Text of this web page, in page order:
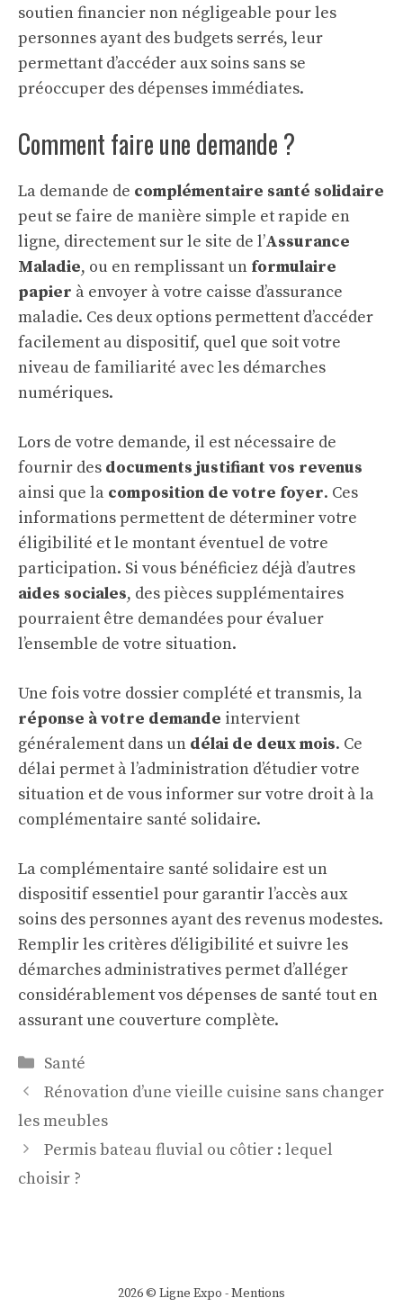
soutien financier non négligeable pour les
personnes ayant des budgets serrés, leur
permettant d’accéder aux soins sans se
préoccuper des dépenses immédiates.
Comment faire une demande ?
La demande de complémentaire santé solidaire
peut se faire de manière simple et rapide en
ligne, directement sur le site de l’Assurance
Maladie, ou en remplissant un formulaire
papier à envoyer à votre caisse d’assurance
maladie. Ces deux options permettent d’accéder
facilement au dispositif, quel que soit votre
niveau de familiarité avec les démarches
numériques.
Lors de votre demande, il est nécessaire de
fournir des documents justifiant vos revenus
ainsi que la composition de votre foyer. Ces
informations permettent de déterminer votre
éligibilité et le montant éventuel de votre
participation. Si vous bénéficiez déjà d’autres
aides sociales, des pièces supplémentaires
pourraient être demandées pour évaluer
l’ensemble de votre situation.
Une fois votre dossier complété et transmis, la
réponse à votre demande intervient
généralement dans un délai de deux mois. Ce
délai permet à l’administration d’étudier votre
situation et de vous informer sur votre droit à la
complémentaire santé solidaire.
La complémentaire santé solidaire est un
dispositif essentiel pour garantir l’accès aux
soins des personnes ayant des revenus modestes.
Remplir les critères d’éligibilité et suivre les
démarches administratives permet d’alléger
considérablement vos dépenses de santé tout en
assurant une couverture complète.
Catégories
Santé
Rénovation d’une vieille cuisine sans changer
les meubles
Permis bateau fluvial ou côtier : lequel
choisir ?
2026 © Ligne Expo -Mentions